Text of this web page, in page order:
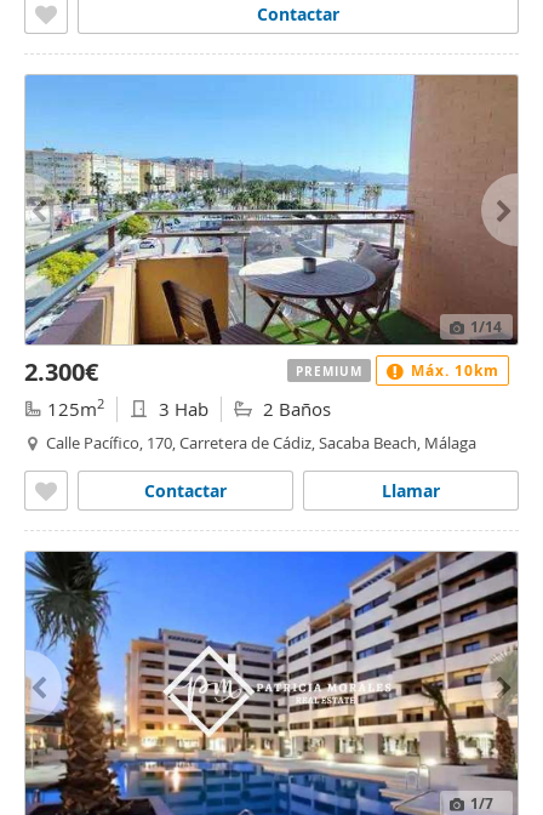
Contactar
1/14
2.300€
125m2 3 Hab 2 Baños
Calle Pacífico, 170, Carretera de Cádiz, Sacaba Beach, Málaga
Llamar
Contactar
PREMIUM Máx. 10km
1/7